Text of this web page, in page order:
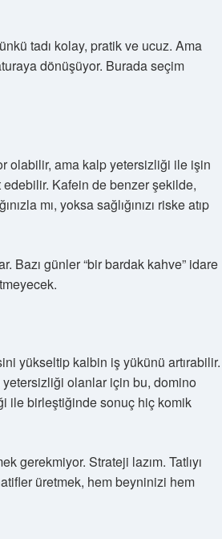
tadı kolay, pratik ve ucuz. Ama
dönüşüyor. Burada seçim
olabilir, ama kalp yetersizliği ile işin
Kafein de benzer şekilde,
mı, yoksa sağlığınızı riske atıp
Bazı günler “bir bardak kahve” idare
yükseltip kalbin iş yükünü artırabilir.
yetersizliği olanlar için bu, domino
ile birleştiğinde sonuç hiç komik
gerekmiyor. Strateji lazım. Tatlıyı
üretmek, hem beyninizi hem